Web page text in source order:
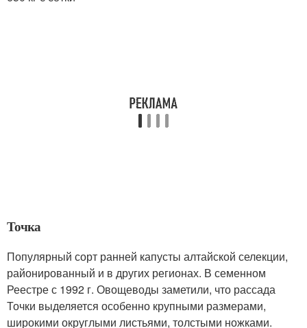
Точка
Популярный сорт ранней капусты алтайской селекции,
районированный и в других регионах. В семенном
Реестре с 1992 г. Овощеводы заметили, что рассада
Точки выделяется особенно крупными размерами,
широкими округлыми листьями, толстыми ножками.